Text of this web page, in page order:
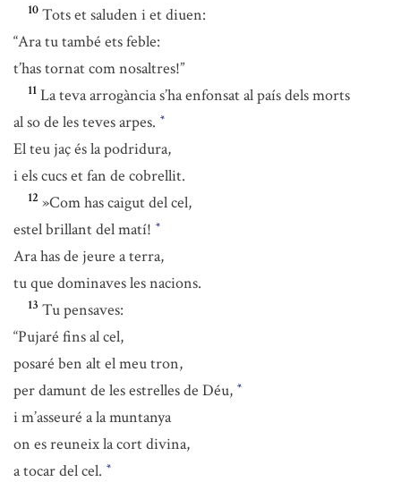
10 Tots et saluden i et diuen:
“Ara tu també ets feble:
t’has tornat com nosaltres!”
11 La teva arrogància s’ha enfonsat al país dels morts
al so de les teves arpes. *
El teu jaç és la podridura,
i els cucs et fan de cobrellit.
12 »Com has caigut del cel,
estel brillant del matí! *
Ara has de jeure a terra,
tu que dominaves les nacions.
13 Tu pensaves:
“Pujaré fins al cel,
posaré ben alt el meu tron,
per damunt de les estrelles de Déu, *
i m’asseuré a la muntanya
on es reuneix la cort divina,
a tocar del cel. *